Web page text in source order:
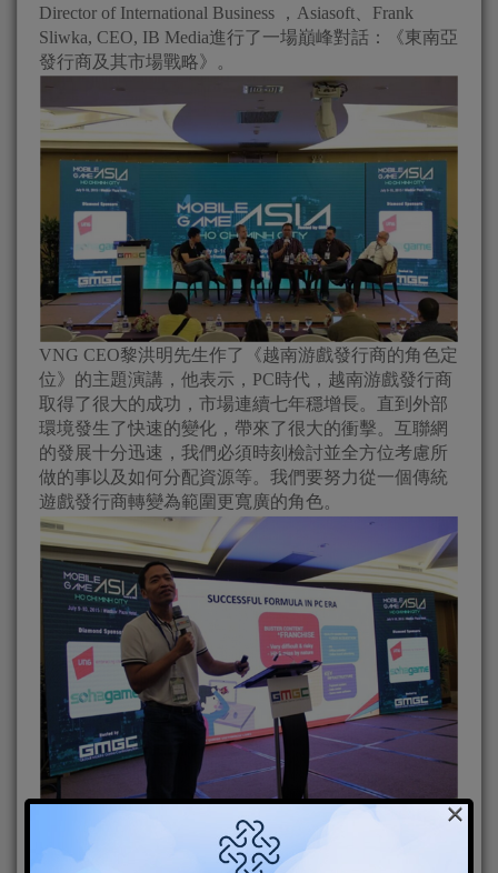
Director of International Business ，Asiasoft、Frank
Sliwka, CEO, IB Media進行了一場巔峰對話：《東南亞
發行商及其市場戰略》。
VNG CEO黎洪明先生作了《越南游戲發行商的角色定
位》的主題演講，他表示，PC時代，越南游戲發行商
取得了很大的成功，市場連續七年穩增長。直到外部
環境發生了快速的變化，帶來了很大的衝擊。互聯網
的發展十分迅速，我們必須時刻檢討並全方位考慮所
做的事以及如何分配資源等。我們要努力從一個傳統
遊戲發行商轉變為範圍更寬廣的角色。
Preecha Praipattarakul, Co-CEO, MOL Global 作了《東
南亞市場的盈利策略》的主題發言，他對東南亞幾個
主要國家的手游市場情況、貨幣化的發行基本流程、
×